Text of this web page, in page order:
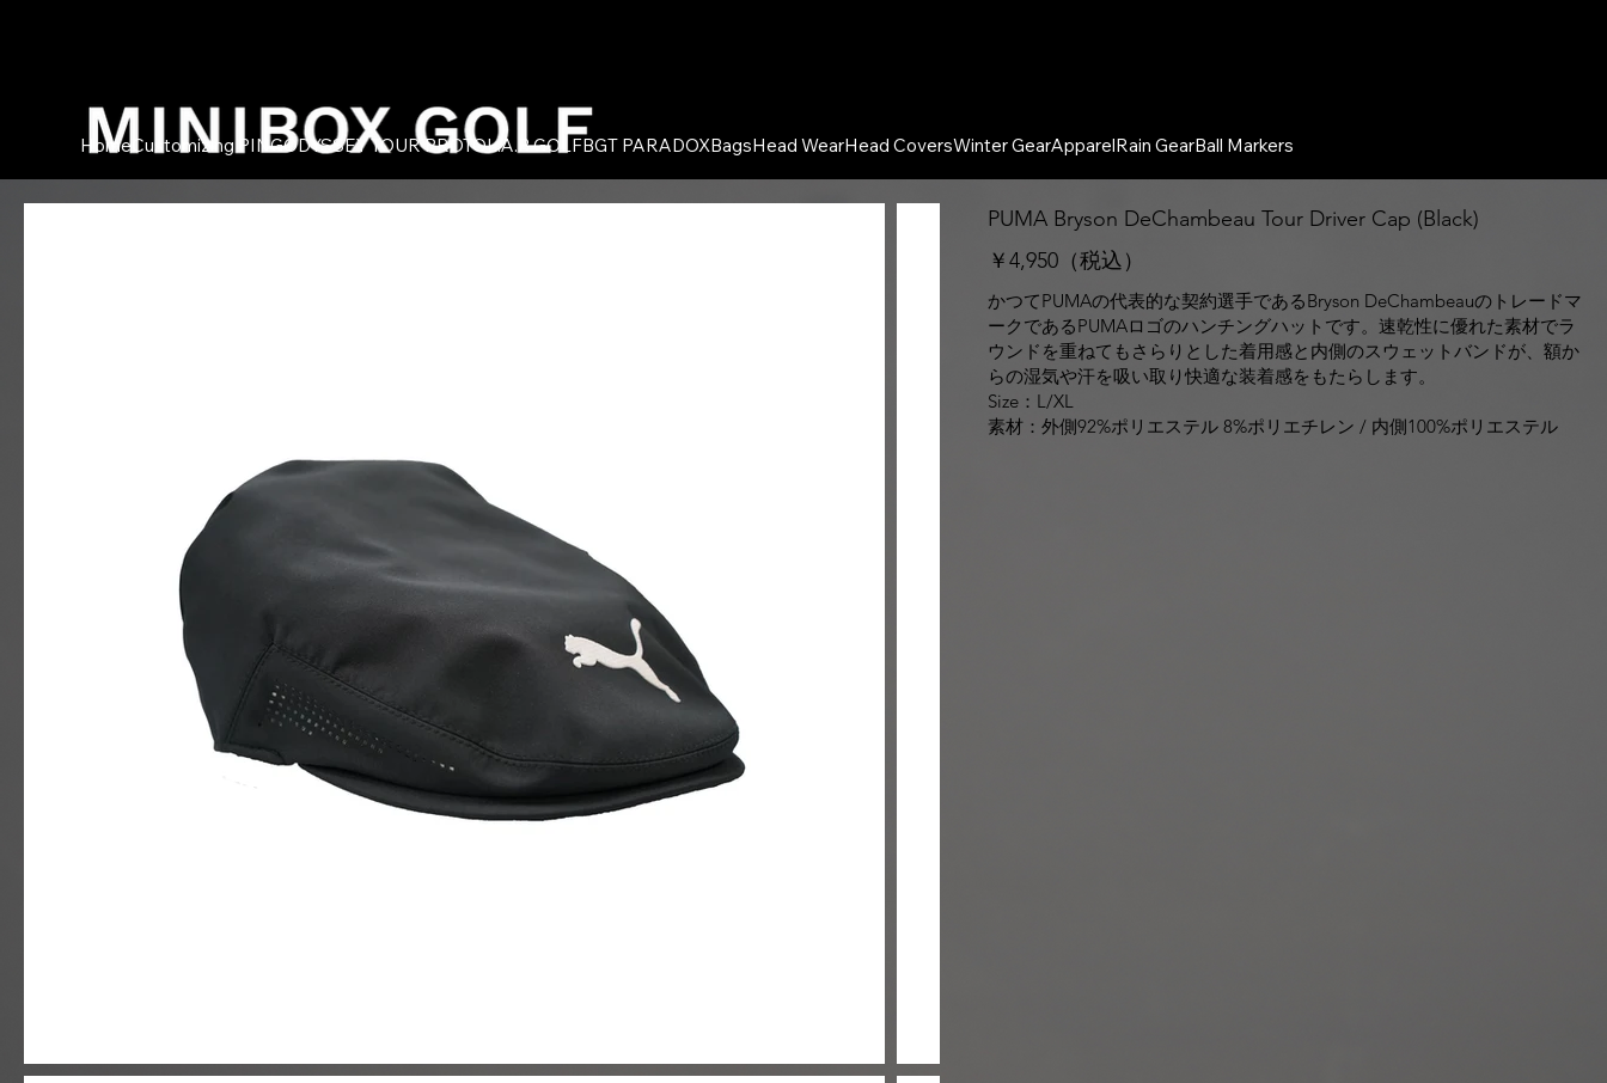
Home Customizing PINGODYSSEY TOUR PROTOL.A.B GOLFBGT PARADOXBagsHead WearHead CoversWinter GearApparelRain GearBall Markers
PUMA Bryson DeChambeau Tour Driver Cap (Black)
￥4,950（税込）
かつてPUMAの代表的な契約選手であるBryson DeChambeauのトレードマ
ークであるPUMAロゴのハンチングハットです。速乾性に優れた素材でラ
ウンドを重ねてもさらりとした着用感と内側のスウェットバンドが、額か
らの湿気や汗を吸い取り快適な装着感をもたらします。
Size：L/XL
素材：外側92%ポリエステル 8%ポリエチレン / 内側100%ポリエステル